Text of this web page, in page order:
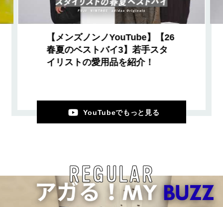
【メンズノンノYouTube】【26
春夏のベストバイ3】若手スタ
イリストの愛用品を紹介！
YouTubeでもっと見る
REGULAR